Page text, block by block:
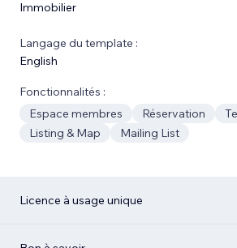
Immobilier
Langage du template :
English
Fonctionnalités :
Espace membres
Réservation
Listing & Map
Mailing List
Licence à usage unique